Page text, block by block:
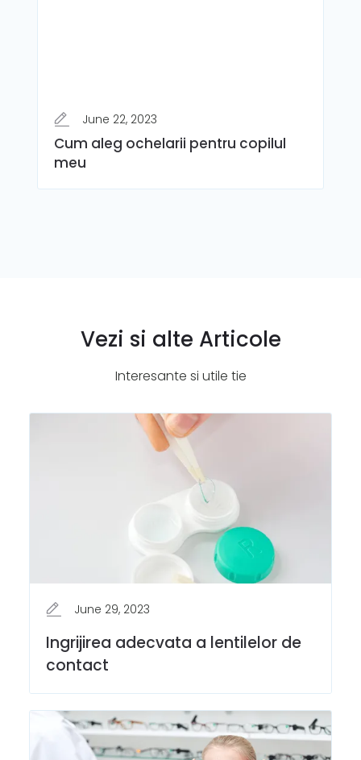
June 22, 2023
Cum aleg ochelarii pentru copilul
meu
Vezi si alte Articole
Interesante si utile tie
June 29, 2023
Ingrijirea adecvata a lentilelor de
contact